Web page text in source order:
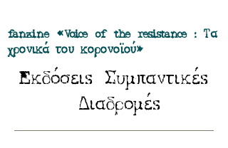
fanzine «Voice of the resistance : Τα
χρονικά του κορονοϊού»
Eκδόσειs Συμπαντικέs
Διαδρομέs